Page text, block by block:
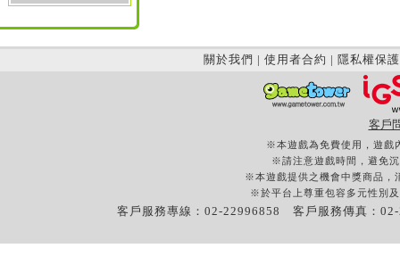
關於我們 | 使用者合約 | 隱私權保護
客戶
※本遊戲為免費使用，遊戲
※請注意遊戲時間，避免
※本遊戲提供之機會中獎商品，
※於平台上尊重包容多元性別
客戶服務專線：02-22996858 客戶服務傳真：